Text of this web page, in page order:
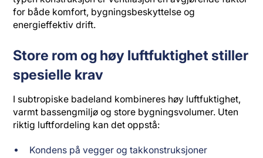
for både komfort, bygningsbeskyttelse og
energieffektiv drift.
Store rom og høy luftfuktighet stiller
spesielle krav
I subtropiske badeland kombineres høy luftfuktighet,
varmt bassengmiljø og store bygningsvolumer. Uten
riktig luftfordeling kan det oppstå:
Kondens på vegger og takkonstruksjoner